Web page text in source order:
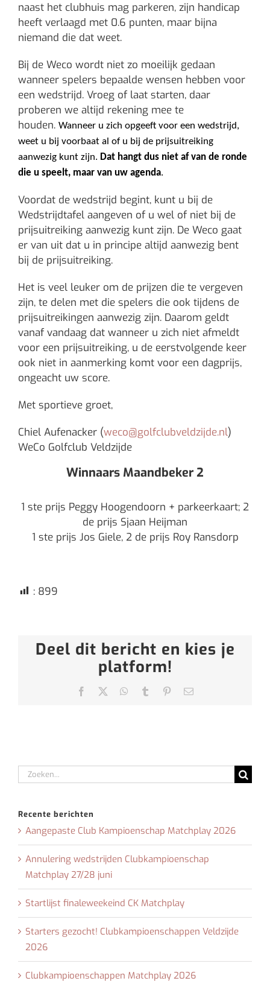
naast het clubhuis mag parkeren, zijn handicap
heeft verlaagd met 0.6 punten, maar bijna
niemand die dat weet.
Bij de Weco wordt niet zo moeilijk gedaan
wanneer spelers bepaalde wensen hebben voor
een wedstrijd. Vroeg of laat starten, daar
proberen we altijd rekening mee te
houden. Wanneer u zich opgeeft voor een wedstrijd,
weet u bij voorbaat al of u bij de prijsuitreiking
aanwezig kunt zijn. Dat hangt dus niet af van de ronde
die u speelt, maar van uw agenda.
Voordat de wedstrijd begint, kunt u bij de
Wedstrijdtafel aangeven of u wel of niet bij de
prijsuitreiking aanwezig kunt zijn. De Weco gaat
er van uit dat u in principe altijd aanwezig bent
bij de prijsuitreiking.
Het is veel leuker om de prijzen die te vergeven
zijn, te delen met die spelers die ook tijdens de
prijsuitreikingen aanwezig zijn. Daarom geldt
vanaf vandaag dat wanneer u zich niet afmeldt
voor een prijsuitreiking, u de eerstvolgende keer
ook niet in aanmerking komt voor een dagprijs,
ongeacht uw score.
Met sportieve groet,
Chiel Aufenacker (weco@golfclubveldzijde.nl)
WeCo Golfclub Veldzijde
Winnaars Maandbeker 2
1 ste prijs Peggy Hoogendoorn + parkeerkaart; 2
de prijs Sjaan Heijman
1 ste prijs Jos Giele, 2 de prijs Roy Ransdorp
: 899
Deel dit bericht en kies je
platform!
Facebook WhatsApp
Tumblr Pinterest
E-
Zoeken
naar:
Recente berichten
Aangepaste Club Kampioenschap Matchplay 2026
Annulering wedstrijden Clubkampioenschap
Matchplay 27/28 juni
Startlijst finaleweekeind CK Matchplay
Starters gezocht! Clubkampioenschappen Veldzijde
2026
Clubkampioenschappen Matchplay 2026